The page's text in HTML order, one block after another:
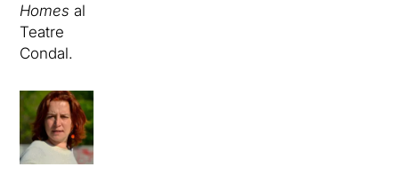
Homes al
Teatre
Condal.